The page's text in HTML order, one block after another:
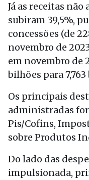
Já as receitas
subiram 39,5%,
concessões (de
novembro de
em novembro de
bilhões para
Os principais
administradas
Pis/Cofins,
sobre Produtos
Do lado das
impulsionada,